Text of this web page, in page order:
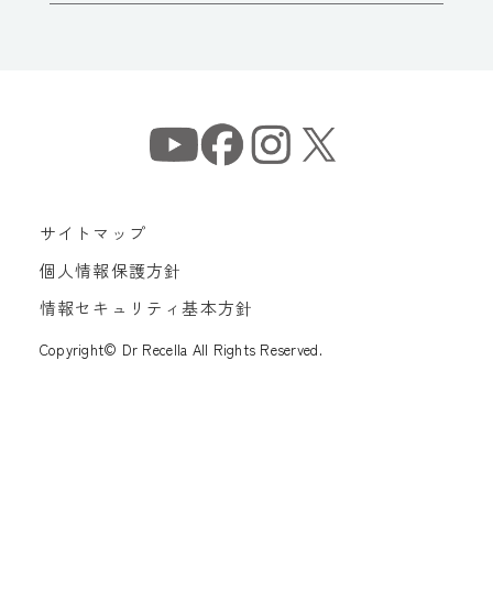
サイトマップ
個人情報保護方針
情報セキュリティ基本方針
Copyright© Dr Recella All Rights Reserved.